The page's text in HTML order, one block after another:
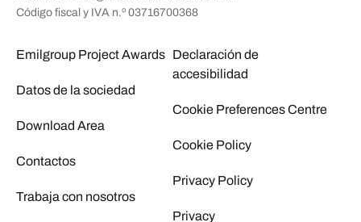
Código fiscal y IVA n.º 03716700368
Emilgroup Project Awards
Datos de la sociedad
Download Area
Contactos
Trabaja con nosotros
Declaración de
accesibilidad
Cookie Preferences Centre
Cookie Policy
Privacy Policy
Privacy